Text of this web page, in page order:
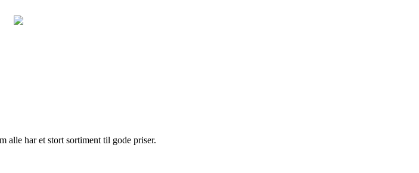
alle har et stort sortiment til gode priser.